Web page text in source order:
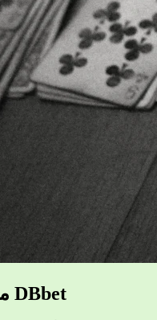
ما يجب أن يعرفه اللاعبون قبل استخدام DBbet